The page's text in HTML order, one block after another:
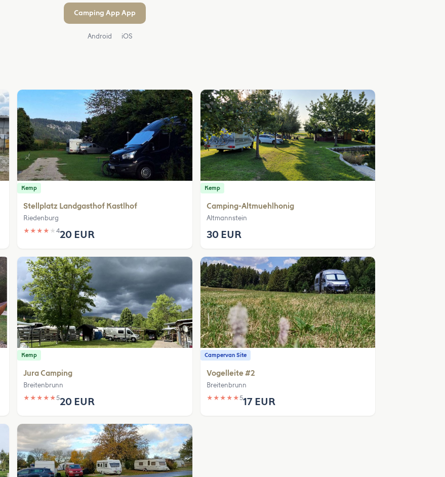
Camping App App
Android iOS
Kemp
Stellplatz Landgasthof Kastlhof
Riedenburg
★ ★ ★ ★ ★420 EUR
Kemp
Camping-Altmuehlhonig
Altmannstein
30 EUR
Kemp
Jura Camping
Breitenbrunn
★ ★ ★ ★ ★520 EUR
Campervan Site
Vogelleite #2
Breitenbrunn
★ ★ ★ ★ ★517 EUR